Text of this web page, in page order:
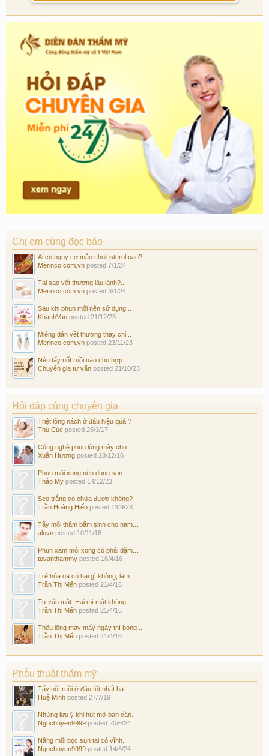
Chị em cùng đọc báo
Ai có nguy cơ mắc cholesterol cao?
Merinco.com.vn posted 7/1/24
Tại sao vết thương lâu lành?...
Merinco.com.vn posted 3/1/24
Sau khi phun môi nên sử dụng...
KhanhVan posted 21/12/23
Miếng dán vết thương thay chỉ...
Merinco.com.vn posted 23/11/23
Nên tẩy nốt ruồi nào cho hợp...
Chuyên gia tư vấn posted 21/10/23
Hỏi đáp cùng chuyên gia
Triệt lông nách ở đâu hiệu quả ?
Thu Cúc posted 25/3/17
Công nghệ phun lông mày cho...
Xuân Hương posted 28/12/16
Phun môi xong nên dùng son...
Thảo My posted 14/12/23
Sẹo trắng có chữa được không?
Trần Hoàng Hiếu posted 13/9/23
Tẩy môi thâm bẩm sinh cho nam...
alovn posted 10/11/16
Phun xăm môi xong có phải dặm...
tuvanthammy posted 18/4/16
Trẻ hóa da có hại gì không, làm...
Trần Thị Mến posted 21/4/16
Tư vấn mắt: Hai mí mắt không...
Trần Thị Mến posted 21/4/16
Thêu lông mày mấy ngày thì bong...
Trần Thị Mến posted 21/4/16
Phẫu thuật thẩm mỹ
Tẩy nốt ruồi ở đâu tốt nhất hà...
Huệ Minh posted 27/7/19
Những lưu ý khi hút mỡ bạn cần...
Ngochuyen9999 posted 20/6/24
Nâng mũi bọc sụn tai có vĩnh...
Ngochuyen9999 posted 14/6/24